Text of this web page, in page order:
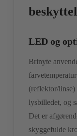
LED og
Brinyte
(reflektor/linse)
lysbilledet, og
Det er
skyggefulde